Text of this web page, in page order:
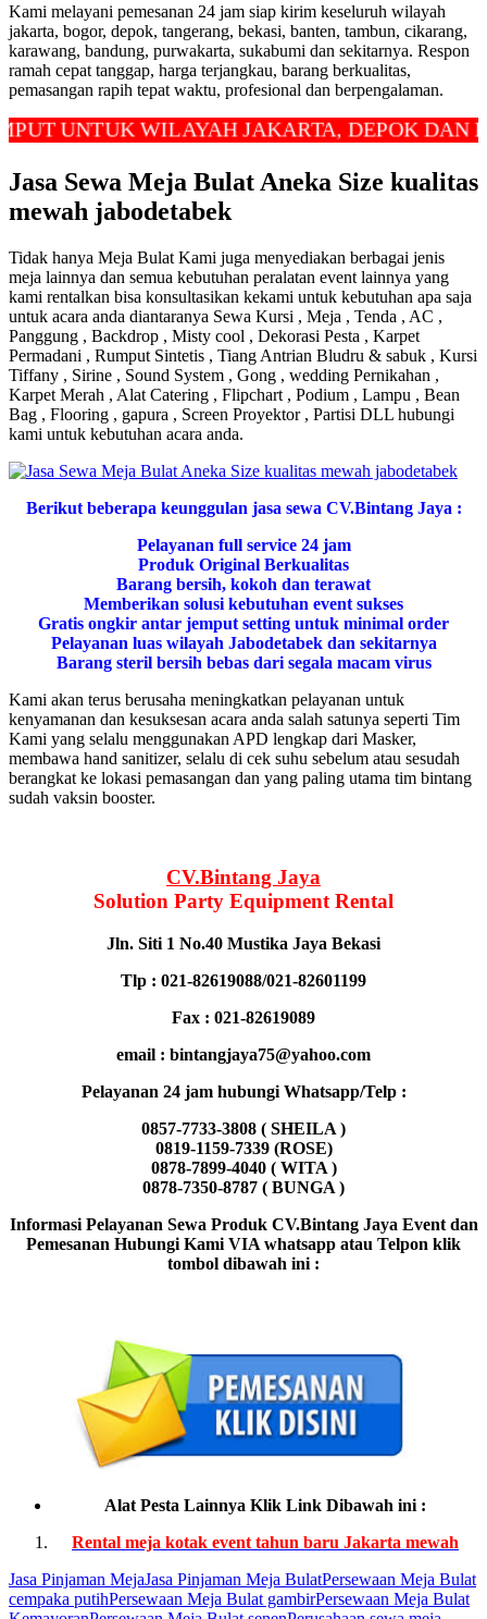
Kami melayani pemesanan 24 jam siap kirim keseluruh wilayah
jakarta, bogor, depok, tangerang, bekasi, banten, tambun, cikarang,
karawang, bandung, purwakarta, sukabumi dan sekitarnya. Respon
ramah cepat tanggap, harga terjangkau, barang berkualitas,
pemasangan rapih tepat waktu, profesional dan berpengalaman.
WILAYAH JAKARTA, DEPOK DAN
Jasa Sewa Meja Bulat Aneka Size kualitas
mewah jabodetabek
Tidak hanya Meja Bulat Kami juga menyediakan berbagai jenis
meja lainnya dan semua kebutuhan peralatan event lainnya yang
kami rentalkan bisa konsultasikan kekami untuk kebutuhan apa saja
untuk acara anda diantaranya Sewa Kursi , Meja , Tenda , AC ,
Panggung , Backdrop , Misty cool , Dekorasi Pesta , Karpet
Permadani , Rumput Sintetis , Tiang Antrian Bludru & sabuk , Kursi
Tiffany , Sirine , Sound System , Gong , wedding Pernikahan ,
Karpet Merah , Alat Catering , Flipchart , Podium , Lampu , Bean
Bag , Flooring , gapura , Screen Proyektor , Partisi DLL hubungi
kami untuk kebutuhan acara anda.
Berikut beberapa keunggulan jasa sewa CV.Bintang Jaya :
Pelayanan full service 24 jam
Produk Original Berkualitas
Barang bersih, kokoh dan terawat
Memberikan solusi kebutuhan event sukses
Gratis ongkir antar jemput setting untuk minimal order
Pelayanan luas wilayah Jabodetabek dan sekitarnya
Barang steril bersih bebas dari segala macam virus
Kami akan terus berusaha meningkatkan pelayanan untuk
kenyamanan dan kesuksesan acara anda salah satunya seperti Tim
Kami yang selalu menggunakan APD lengkap dari Masker,
membawa hand sanitizer, selalu di cek suhu sebelum atau sesudah
berangkat ke lokasi pemasangan dan yang paling utama tim bintang
sudah vaksin booster.
CV.Bintang Jaya
Solution Party Equipment Rental
Jln. Siti 1 No.40 Mustika Jaya Bekasi
Tlp : 021-82619088/021-82601199
Fax : 021-82619089
email : bintangjaya75@yahoo.com
Pelayanan 24 jam hubungi Whatsapp/Telp :
0857-7733-3808 ( SHEILA )
0819-1159-7339 (ROSE)
0878-7899-4040 ( WITA )
0878-7350-8787 ( BUNGA )
Informasi Pelayanan Sewa Produk CV.Bintang Jaya Event dan
Pemesanan Hubungi Kami VIA whatsapp atau Telpon klik
tombol dibawah ini :
Alat Pesta Lainnya Klik Link Dibawah ini :
Rental meja kotak event tahun baru Jakarta mewah
Jasa Pinjaman MejaJasa Pinjaman Meja BulatPersewaan Meja Bulat
cempaka putihPersewaan Meja Bulat gambirPersewaan Meja Bulat